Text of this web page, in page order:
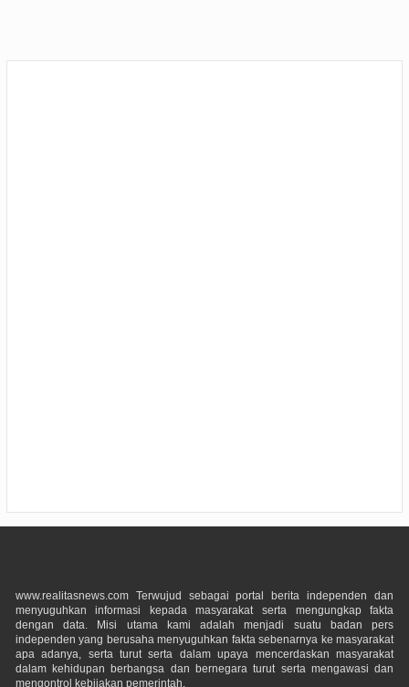
www.realitasnews.com Terwujud sebagai portal berita independen dan
menyuguhkan informasi kepada masyarakat serta mengungkap fakta
dengan data. Misi utama kami adalah menjadi suatu badan pers
independen yang berusaha menyuguhkan fakta sebenarnya ke masyarakat
apa adanya, serta turut serta dalam upaya mencerdaskan masyarakat
dalam kehidupan berbangsa dan bernegara turut serta mengawasi dan
mengontrol kebijakan pemerintah.